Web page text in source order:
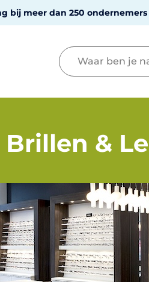
bij meer dan 250 ondernemers
Brillen &